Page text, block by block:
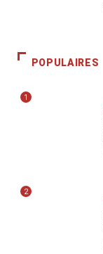
POPULAIRES
1
2